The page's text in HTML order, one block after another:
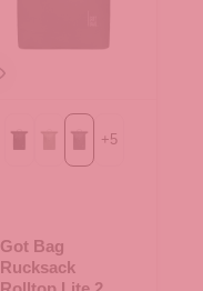
Blackbassshark
+5
Got Bag
Rucksack